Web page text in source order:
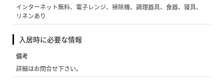
インターネット無料、電子レンジ、掃除機、調理器具、食器、寝具、
リネンあり
入居時に必要な情報
備考
詳細はお問合せ下さい。